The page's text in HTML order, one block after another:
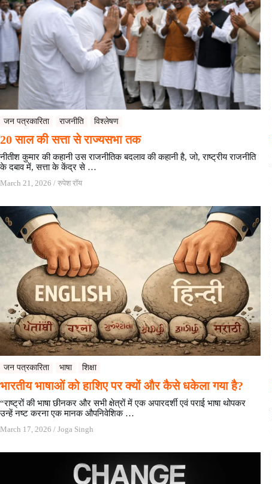
जन पत्रकारिता राजनीति विश्लेषण
20 साल की सत्ता से राज्यसभा तक
नीतीश कुमार की कहानी उस राजनीतिक बदलाव की कहानी है, जो, राष्ट्रीय राजनीति
के दबाव में, सत्ता के केंद्र से …
March 21, 2026 / रुपेश रॉय
जन पत्रकारिता भाषा शिक्षा
भारतीय भाषाओं को हाशिए पर क्यों और कैसे धकेला गया है?
“राष्ट्रों की भाषा छीनकर और सभी क्षेत्रों में एक अपारदर्शी एवं पराई भाषा थोपकर
उन्हें नष्ट करना एक मानक औपनिवेशिक …
March 17, 2026 / Joga Singh